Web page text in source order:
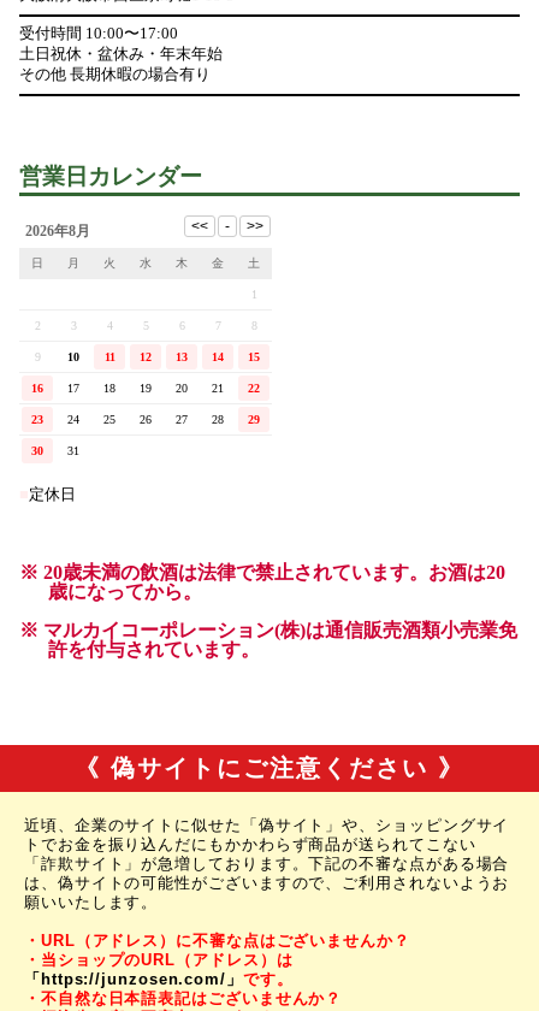
《 偽サイトにご注意ください 》
近頃、企業のサイトに似せた「偽サイト」や、ショッピングサイ
トでお金を振り込んだにもかかわらず商品が送られてこない
「詐欺サイト」が急増しております。下記の不審な点がある場合
は、偽サイトの可能性がございますので、ご利用されないようお
願いいたします。
・URL（アドレス）に不審な点はございませんか？
・当ショップのURL（アドレス）は
「https://junzosen.com/」 です。
・不自然な日本語表記はございませんか？